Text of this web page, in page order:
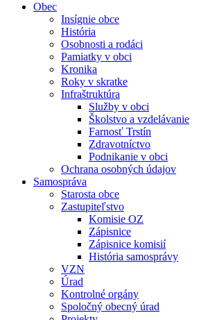
Obec
Insígnie obce
História
Osobnosti a rodáci
Pamiatky v obci
Kronika
Roky v skratke
Infraštruktúra
Služby v obci
Školstvo a vzdelávanie
Farnosť Trstín
Zdravotníctvo
Podnikanie v obci
Ochrana osobných údajov
Samospráva
Starosta obce
Zastupiteľstvo
Komisie OZ
Zápisnice
Zápisnice komisií
História samosprávy
VZN
Úrad
Kontrolné orgány
Spoločný obecný úrad